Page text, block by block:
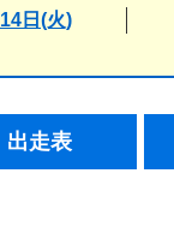
日(火)
出走表